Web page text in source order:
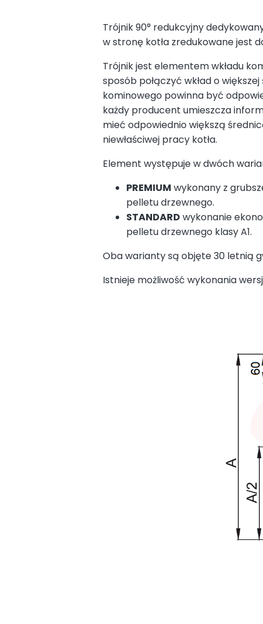
Trójnik 90° redukcyjny
w stronę kotła zredukowane jest
Trójnik jest elementem wkładu
sposób połączyć wkład o
kominowego powinna być
każdy producent umieszcza
mieć odpowiednio większą
niewłaściwej pracy kotła.
Element występuje w dwóch
PREMIUM wykonany z
pelletu drzewnego.
STANDARD wykonanie
pelletu drzewnego klasy A1.
Oba warianty są objęte 30 letnią
Istnieje możliwość wykonania